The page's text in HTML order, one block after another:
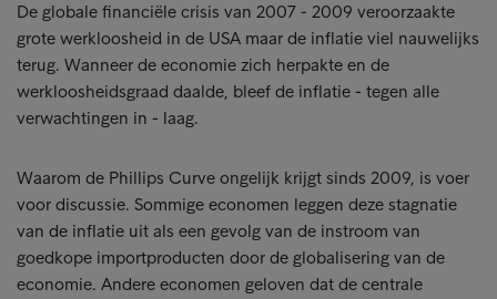
De globale financiële crisis van 2007 - 2009 veroorzaakte
grote werkloosheid in de USA maar de inflatie viel nauwelijks
terug. Wanneer de economie zich herpakte en de
werkloosheidsgraad daalde, bleef de inflatie - tegen alle
verwachtingen in - laag.
Waarom de Phillips Curve ongelijk krijgt sinds 2009, is voer
voor discussie. Sommige economen leggen deze stagnatie
van de inflatie uit als een gevolg van de instroom van
goedkope importproducten door de globalisering van de
economie. Andere economen geloven dat de centrale